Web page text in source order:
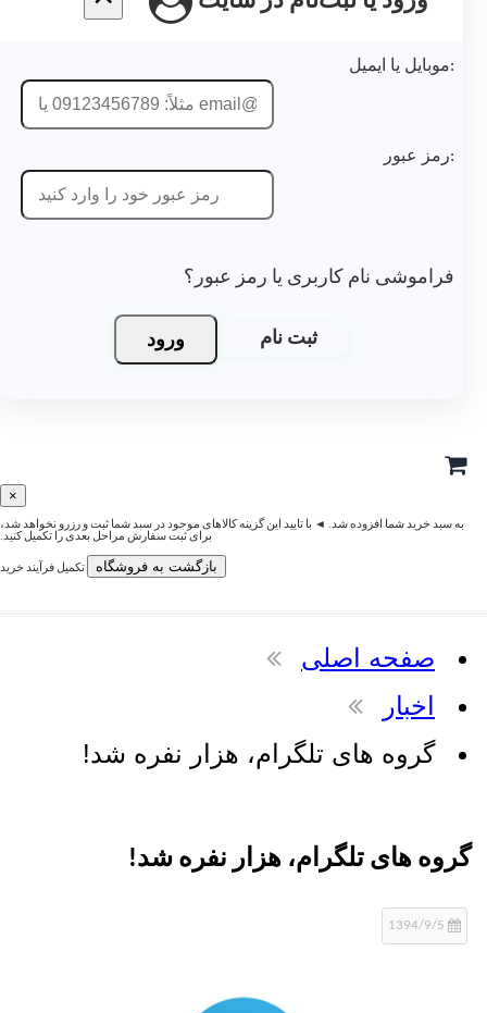
نام کاربری یا رمز عبور؟
شما افزوده شد. ◄ با تایید این گزینه کالاهای موجود در سبد شما ثبت و رزرو نخواهد شد،
برای ثبت سفارش مراحل بعدی را تکمیل کنید.
بازگشت به فروشگاه تکمیل فرآیند خرید
اصلی
های تلگرام، هزار نفره شد!
های تلگرام، هزار نفره شد!